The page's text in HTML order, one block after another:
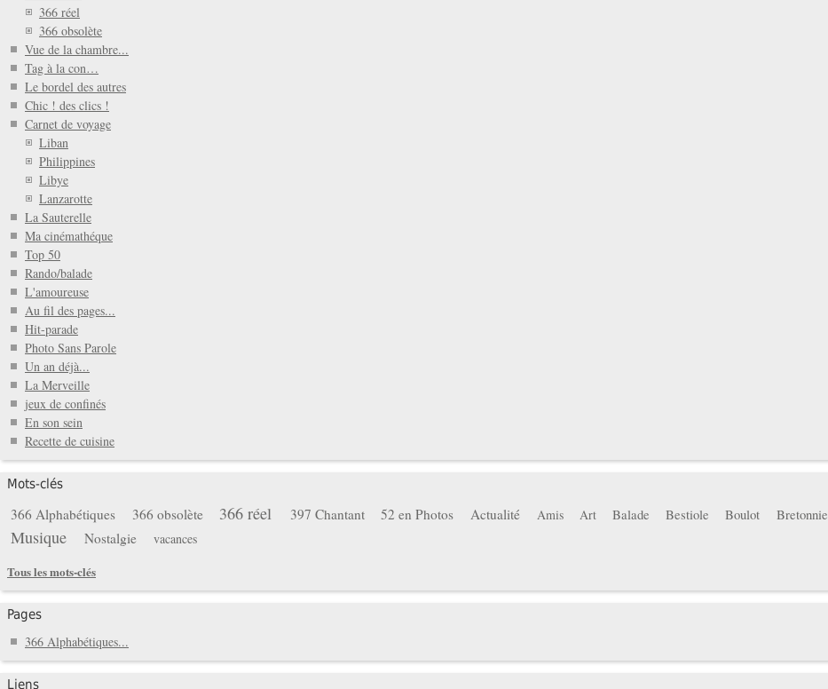
366 réel
366 obsolète
Vue de la chambre...
Tag à la con…
Le bordel des autres
Chic ! des clics !
Carnet de voyage
Liban
Philippines
Libye
Lanzarotte
La Sauterelle
Ma cinémathéque
Top 50
Rando/balade
L'amoureuse
Au fil des pages...
Hit-parade
Photo Sans Parole
Un an déjà...
La Merveille
jeux de confinés
En son sein
Recette de cuisine
Mots-clés
366 Alphabétiques 366 obsolète 366 réel 397 Chantant 52 en Photos Actualité Amis Art Balade Bestiole Boulot Bretonnie
Musique Nostalgie
vacances
Tous les mots-clés
Pages
366 Alphabétiques...
Liens